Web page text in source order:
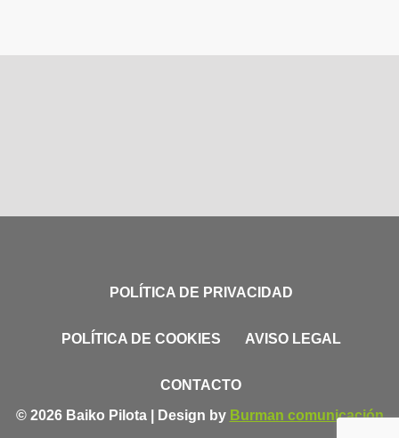
POLÍTICA DE PRIVACIDAD
POLÍTICA DE COOKIES AVISO LEGAL
CONTACTO
© 2026 Baiko Pilota | Design by Burman comunicación